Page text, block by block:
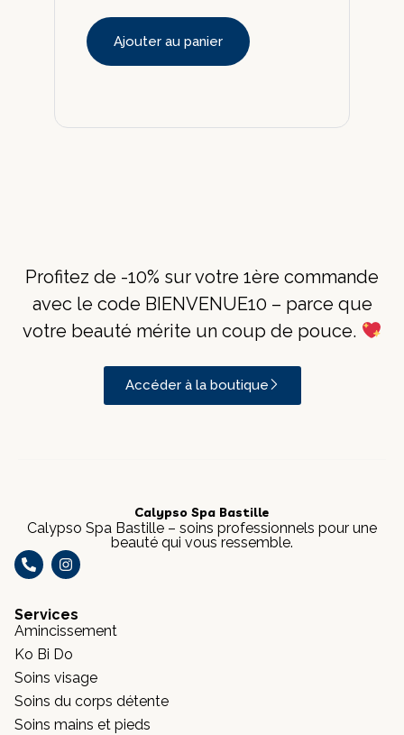
Ajouter au panier
Profitez de -10% sur votre 1ère commande
avec le code BIENVENUE10 – parce que
votre beauté mérite un coup de pouce.
Accéder à la boutique
Calypso Spa Bastille
Calypso Spa Bastille – soins professionnels pour une
beauté qui vous ressemble.
Services
Amincissement
Ko Bi Do
Soins visage
Soins du corps détente
Soins mains et pieds